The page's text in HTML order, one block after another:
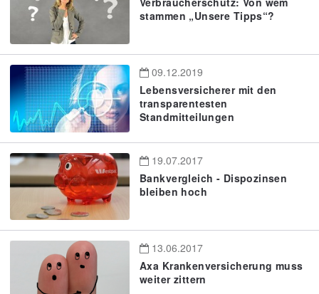
stammen „Unsere Tipps“?
09.12.2019
Lebensversicherer mit den
transparentesten
Standmitteilungen
19.07.2017
Bankvergleich - Dispozinsen
bleiben hoch
13.06.2017
Axa Krankenversicherung muss
weiter zittern